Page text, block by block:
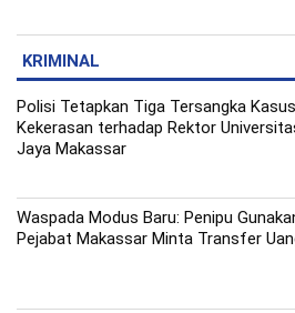
KRIMINAL
Polisi Tetapkan Tiga Tersangka
Kekerasan terhadap Rektor
Jaya Makassar
Waspada Modus Baru: Penipu
Pejabat Makassar Minta Transfer